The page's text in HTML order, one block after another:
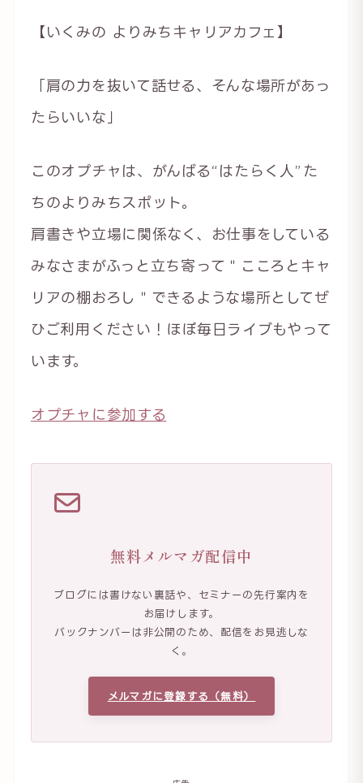
【いくみの よりみちキャリアカフェ】
「肩の力を抜いて話せる、そんな場所があっ
たらいいな」
このオプチャは、がんばる“はたらく人”た
ちのよりみちスポット。
肩書きや立場に関係なく、お仕事をしている
みなさまがふっと立ち寄って＂こころとキャ
リアの棚おろし＂できるような場所としてぜ
ひご利用ください！ほぼ毎日ライブもやって
います。
オプチャに参加する
無料メルマガ配信中
ブログには書けない裏話や、セミナーの先行案内を
お届けします。
バックナンバーは非公開のため、配信をお見逃しな
く。
メルマガに登録する（無料）